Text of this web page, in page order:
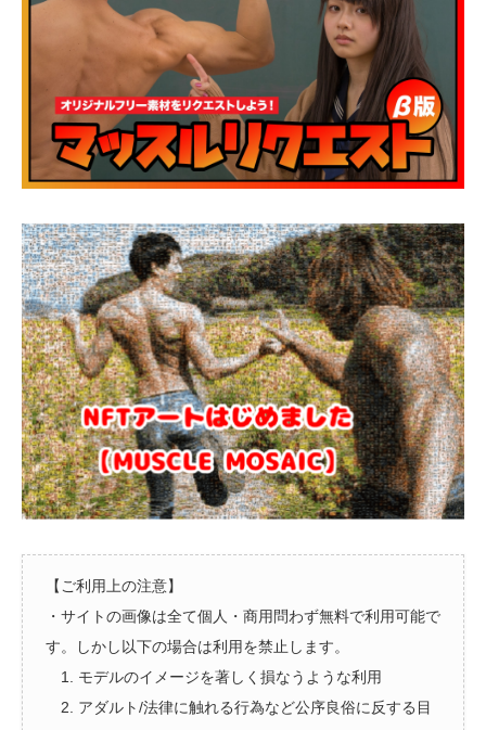
【ご利用上の注意】
・サイトの画像は全て個人・商用問わず無料で利用可能で
す。しかし以下の場合は利用を禁止します。
1. モデルのイメージを著しく損なうような利用
2. アダルト/法律に触れる行為など公序良俗に反する目